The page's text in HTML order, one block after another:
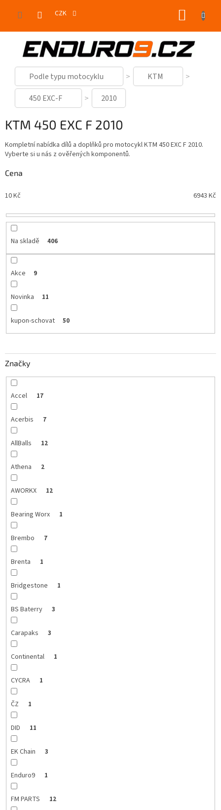
CZK
Podle typu motocyklu
KTM
450 EXC-F
2010
KTM 450 EXC F 2010
Kompletní nabídka dílů a doplňků pro motocykl KTM 450 EXC F 2010.
Vyberte si u nás z ověřených komponentů.
Cena
10Kč 6943 Kč
Na skladě 406
Akce 9
Novinka 11
kupon-schovat 50
Značky
Accel 17
Acerbis 7
AllBalls 12
Athena 2
AWORKX 12
Bearing Worx 1
Brembo 7
Brenta 1
Bridgestone 1
BS Baterry 3
Carapaks 3
Continental 1
CYCRA 1
ČZ 1
DID 11
EK Chain 3
Enduro9 1
FM PARTS 12